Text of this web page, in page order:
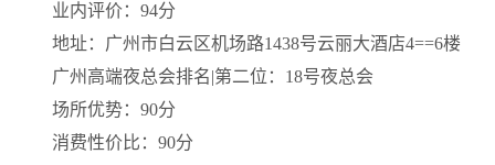
业内评价：94分
地址：广州市白云区机场路1438号云丽大酒店4==6楼
广州高端夜总会排名|第二位：18号夜总会
场所优势：90分
消费性价比：90分